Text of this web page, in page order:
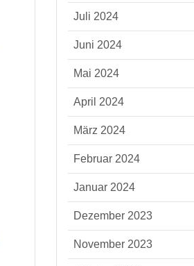
Juli 2024
Juni 2024
Mai 2024
April 2024
März 2024
Februar 2024
Januar 2024
Dezember 2023
November 2023